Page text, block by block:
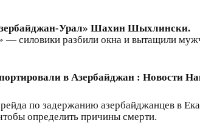
Урал» Шахин Шыхлински.
— силовики разбили окна и вытащили
в Азербайджан : Новости
по задержанию азербайджанцев в
определить причины смерти.